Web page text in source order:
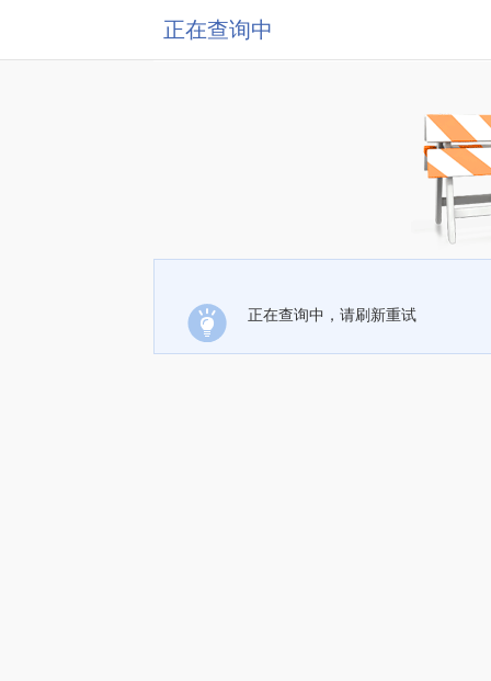
正在查询中
正在查询中，请刷新重试